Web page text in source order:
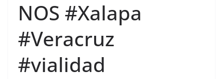
NOS #Xalapa
#Veracruz
#vialidad